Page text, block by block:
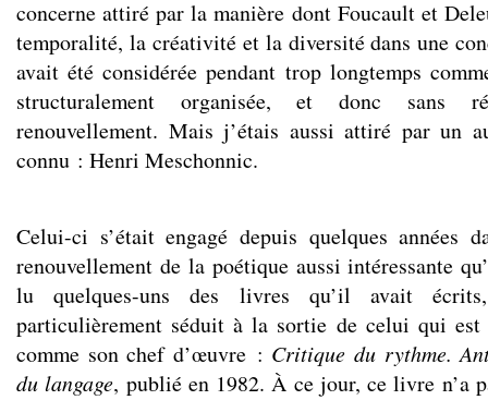
concerne attiré par la manière dont Foucault et
temporalité, la créativité et la diversité dans une
avait été considérée pendant trop longtemps
structuralement organisée, et donc sans
renouvellement. Mais j’étais aussi attiré par un
connu : Henri Meschonnic.
Celui-ci s’était engagé depuis quelques années
renouvellement de la poétique aussi intéressante
lu quelques-uns des livres qu’il avait
particulièrement séduit à la sortie de celui qui est
comme son chef d’œuvre : Critique du rythme.
du langage, publié en 1982. À ce jour, ce livre n’a